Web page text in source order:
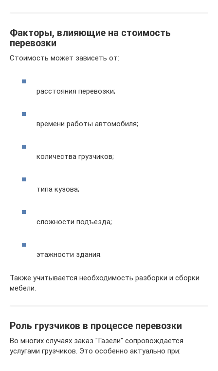
Факторы, влияющие на стоимость
перевозки
Стоимость может зависеть от:
расстояния перевозки;
времени работы автомобиля;
количества грузчиков;
типа кузова;
сложности подъезда;
этажности здания.
Также учитывается необходимость разборки и сборки
мебели.
Роль грузчиков в процессе перевозки
Во многих случаях заказ "Газели" сопровождается
услугами грузчиков. Это особенно актуально при: